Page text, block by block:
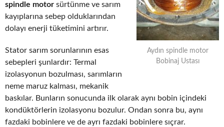
Aydın spindle motor
Bobinaj Ustası
spindle motor sürtünme ve sarım
kayıplarına sebep olduklarından
dolayı enerji tüketimini artırır.
Stator sarım sorunlarının esas
sebepleri şunlardır: Termal
izolasyonun bozulması, sarımların
neme maruz kalması, mekanik
baskılar. Bunların sonucunda ilk olarak aynı bobin içindeki
kondüktörlerin izolasyonu bozulur. Ondan sonra bu, aynı
fazdaki bobinlere ve de ayrı fazdaki bobinlere sıçrar.